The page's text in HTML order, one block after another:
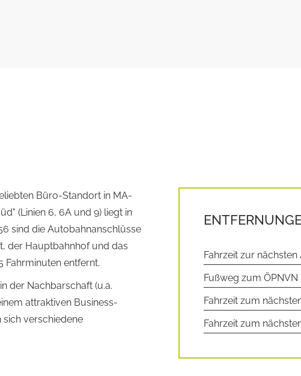
Büro-Standort in MA-
(Linien 6, 6A und 9) liegt in
sind die Autobahnanschlüsse
der Hauptbahnhof und das
Fahrminuten entfernt.
der Nachbarschaft (u.a.
attraktiven Business-
verschiedene
Fahrzeit zur
Fußweg zum ÖPNVN
Fahrzeit zum
Fahrzeit zum